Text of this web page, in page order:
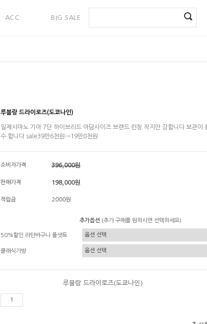
ACC BIG SALE
루블랑 드라이로즈(도쿄나인)
일제시마노 기아 7단 하이브리드 아담사이즈 브랜드 런칭 작지만 강합니다 보관이
수 합니다 sale39만6천원→19만8천원
소비자가격 396,000원
판매가격 198,000원
적립금 2000원
추가옵션 (추가 구매를 원하시면 선택하세요)
50%할인 라탄바구니 풀셋트
클래식가방
루블랑 드라이로즈(도쿄나인)